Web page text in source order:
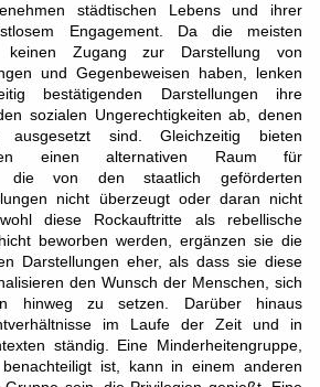
städtischen Lebens und ihrer
Engagement. Da die meisten
keinen Zugang zur Darstellung von
und Gegenbeweisen haben, lenken
bestätigenden Darstellungen ihre
sozialen Ungerechtigkeiten ab, denen
ausgesetzt sind. Gleichzeitig bieten
einen alternativen Raum für
die von den staatlich geförderten
nicht überzeugt oder daran nicht
diese Rockauftritte als rebellische
beworben werden, ergänzen sie die
Darstellungen eher, als dass sie diese
den Wunsch der Menschen, sich
hinweg zu setzen. Darüber hinaus
im Laufe der Zeit und in
ständig. Eine Minderheitengruppe,
ist, kann in einem anderen